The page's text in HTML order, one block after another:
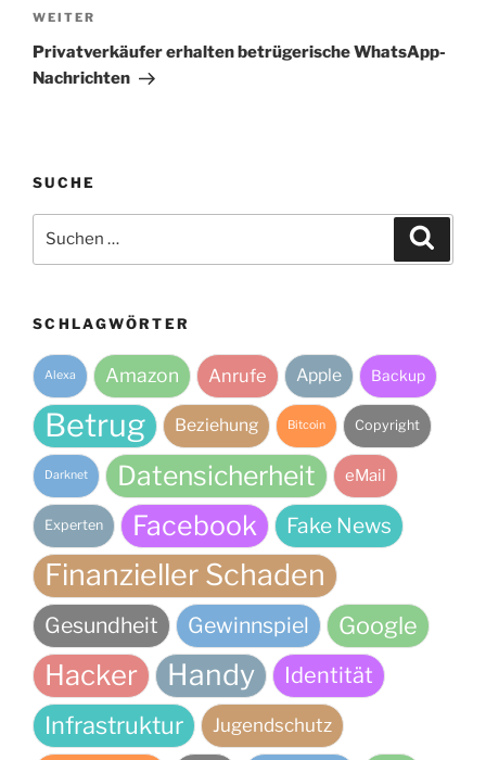
Nächster
Beitrag
WEITER
Privatverkäufer erhalten betrügerische WhatsApp-
Nachrichten
SUCHE
nach:
SCHLAGWÖRTER
Alexa Amazon Anrufe Apple Backup
Betrug Beziehung Bitcoin Copyright
Darknet Datensicherheit eMail
Experten Facebook Fake News
Finanzieller Schaden
Gesundheit Gewinnspiel Google
Hacker Handy Identität
Infrastruktur Jugendschutz